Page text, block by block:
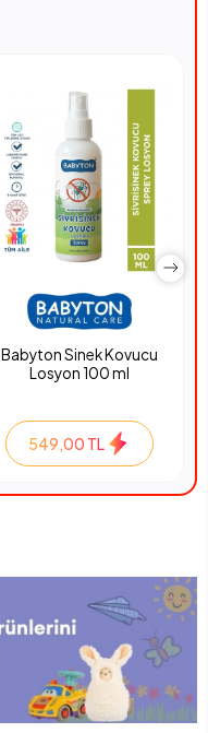
Babyton Sinek Kovucu
Losyon 100 ml
549,00 TL